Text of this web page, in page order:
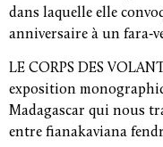
dans laquelle elle
anniversaire à un
LE CORPS DES
exposition
Madagascar qui nous
entre fianakaviana